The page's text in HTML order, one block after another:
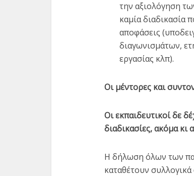
την αξιολόγηση
καμία διαδικασία
αποφάσεις
διαγωνισμάτων,
εργασίας κλπ).
Οι μέντορες και
Οι εκπαιδευτικοί δε
διαδικασίες, ακόμα
Η δήλωση όλων των
καταθέτουν